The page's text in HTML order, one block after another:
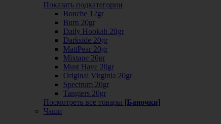
Показать подкатегории
Bonche 12gr
Burn 20gr
Daily Hookah 20gr
Darkside 20gr
MattPear 20gr
Mixtape 20gr
Must Have 20gr
Original Virginia 20gr
Spectrum 20gr
Tangiers 20gr
Посмотреть все товары [Баночки]
Чаши